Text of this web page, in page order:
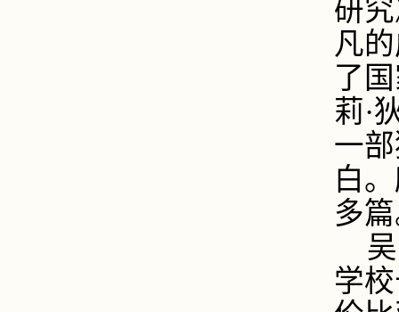
研
凡
了
莉·
一
白
多
学